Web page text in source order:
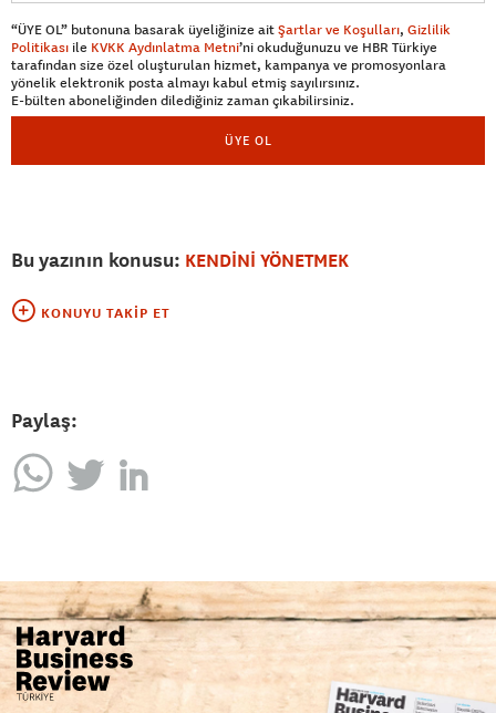
“ÜYE OL” butonuna basarak üyeliğinize aitŞartlar ve Koşulları, Gizlilik
Politikası ile KVKK Aydınlatma Metni’ni okuduğunuzu ve HBR Türkiye
tarafından size özel oluşturulan hizmet, kampanya ve promosyonlara
yönelik elektronik posta almayı kabul etmiş sayılırsınız.
E-bülten aboneliğinden dilediğiniz zaman çıkabilirsiniz.
ÜYE OL
Bu yazının konusu: KENDİNİ YÖNETMEK
KONUYU TAKIP ET
Paylaş: